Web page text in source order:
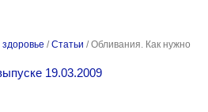
здоровье /Статьи /Обливания. Как нужно
19.03.2009